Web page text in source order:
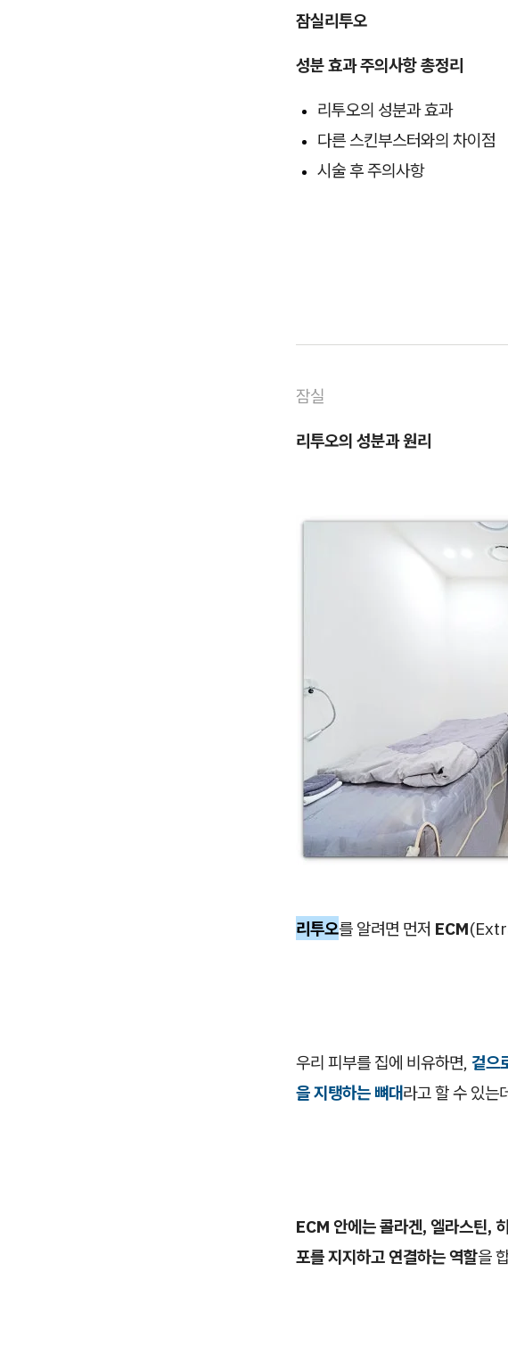
잠실리투오
성분 효과 주의사항 총정리
리투오의 성분과 효과
다른 스킨부스터와의 차이점
시술 후 주의사항
잠실
리투오의 성분과 원리
리투오를 알려면 먼저 ECM
우리 피부를 집에 비유하면, 겉으
을 지탱하는 뼈대라고 할 수 있는
ECM 안에는 콜라겐, 엘라스틴,
포를 지지하고 연결하는 역할을